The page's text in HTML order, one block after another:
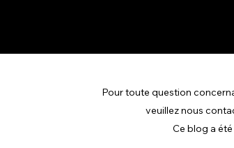
Pour toute question
veuillez nous
Ce blog a